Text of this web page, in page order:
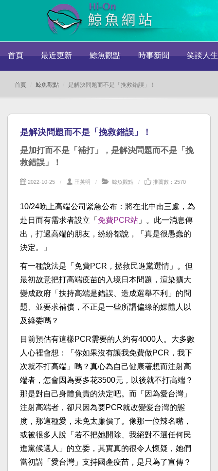
首頁 最近更新 鯨魚觀點 時事新聞 笑談人生
首頁 鯨魚觀點 是解決問題而不是「挽救錯誤」！
是解決問題而不是「挽救錯誤」！
是加打而不是「補打」，是解決問題而不是「挽
救錯誤」！
2022-10-25 王英明 鯨魚觀點 推薦數：2570
10/24晚上高端公司緊急公布：將在北中南三處，為
赴日而有需求者設立「 免費PCR站 」。此一消息傳
出，打過高端的朋友，紛紛都說，「真是很愚蠢的
決定。」
有一種說法是「免費PCR，拯救民進黨選情」。但
最初故意把打高端疫苗的入境日本問題，渲染擴大
變成政府「扶持高端是錯誤、造成選舉不利」的問
題、並要求補償，不正是一些所謂偏綠的媒體人以
及綠委嗎？
目前預估有這樣PCR需要的人約有4000人。大多數
人心裡會想：「你如果沒有讓我免費做PCR，我下
次就不打高端」嗎？真心為自己健康著想而注射高
端者，怎會因為要多花3500元，以後就不打高端？
那是對自己身體負責的決定吧。而「因為愛台灣」
注射高端者，卻只因為要PCR就改變愛台灣的態
度，那這種愛，未免太廉價了。像那一位辣名嘴，
或被很多人說「若不把她開除、我絕對不選任何民
進黨候選人」的立委，其實真的很令人懷疑，她們
當初講「愛台灣」支持國產疫苗，是只為了宣傳？